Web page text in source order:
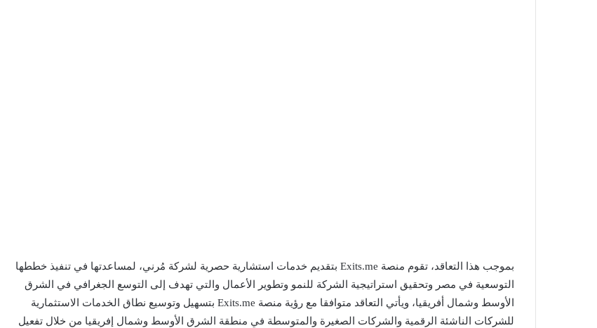
بموجب هذا التعاقد، تقوم منصة Exits.me بتقديم خدمات استشارية حصرية لشركة مُرني، لمساعدتها في تنفيذ خططها
التوسعية في مصر وتحقيق استراتيجية الشركة للنمو وتطوير الأعمال والتي تهدف إلى التوسع الجغرافي في الشرق
الأوسط وشمال أفريقيا، ويأتي التعاقد متوافقا مع رؤية منصة Exits.me بتسهيل وتوسيع نطاق الخدمات الاستثمارية
للشركات الناشئة الرقمية والشركات الصغيرة والمتوسطة في منطقة الشرق الأوسط وشمال إفريقيا من خلال تفعيل